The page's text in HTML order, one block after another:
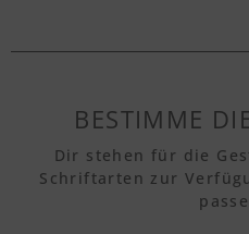
BESTIMME
Dir stehen für die
Schriftarten zur